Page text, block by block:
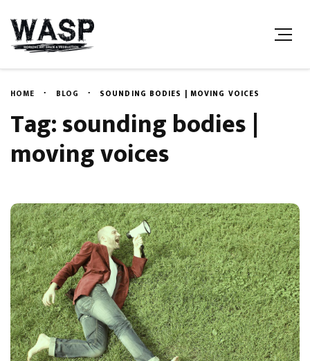
HOME BLOG SOUNDING BODIES | MOVING VOICES
Tag: sounding bodies |
moving voices